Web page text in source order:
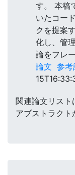
す。 本稿
いたコー
クを提案
化し、管
論をフレ
論文 参考
関連論文リスト
アブストラクト